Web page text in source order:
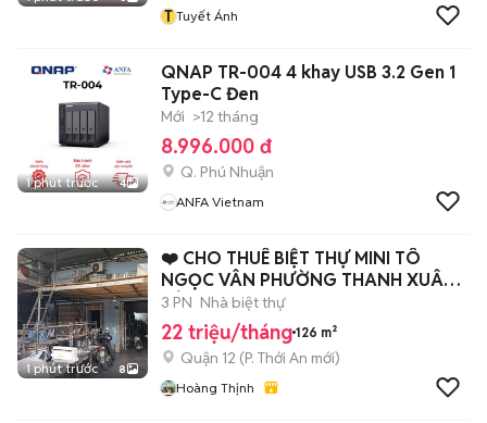
T Tuyết Ánh
1 phút trước 4
QNAP TR-004 4 khay USB 3.2 Gen 1
Type-C Đen
Mới >12 tháng
8.996.000 đ
Q. Phú Nhuận
ANFA Vietnam
1 phút trước 8
❤️ CHO THUÊ BIỆT THỰ MINI TÔ
NGỌC VÂN PHƯỜNG THANH XUÂN
CỦ
3 PN Nhà biệt thự
22 triệu/tháng 126 m²
Quận 12 (P. Thới An mới)
Hoàng Thịnh